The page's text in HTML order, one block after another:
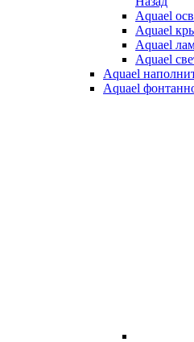
Aquael
Aquael
Aquael
Aquael
Aquael
Aquael